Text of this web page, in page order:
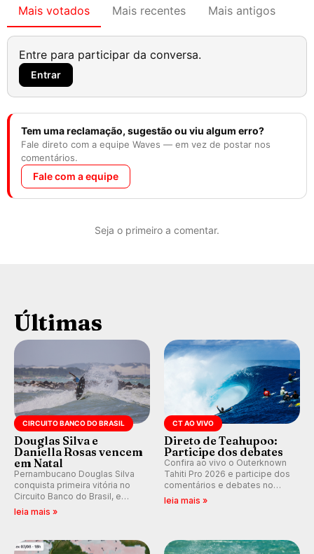
Mais votados Mais recentes Mais antigos
Entre para participar da conversa.
Entrar
Tem uma reclamação, sugestão ou viu algum erro?
Fale direto com a equipe Waves — em vez de postar nos
comentários.
Fale com a equipe
Seja o primeiro a comentar.
Últimas
CIRCUITO BANCO DO BRASIL
Douglas Silva e
Daniella Rosas vencem
em Natal
Pernambucano Douglas Silva
conquista primeira vitória no
Circuito Banco do Brasil, e
peruana Daniella Rosas vence
(RN).
leia mais »
CT AO VIVO
Direto de Teahupoo:
Participe dos debates
Confira ao vivo o Outerknown
Tahiti Pro 2026 e participe dos
comentários e debates no
nosso fórum, durante as
leia mais »